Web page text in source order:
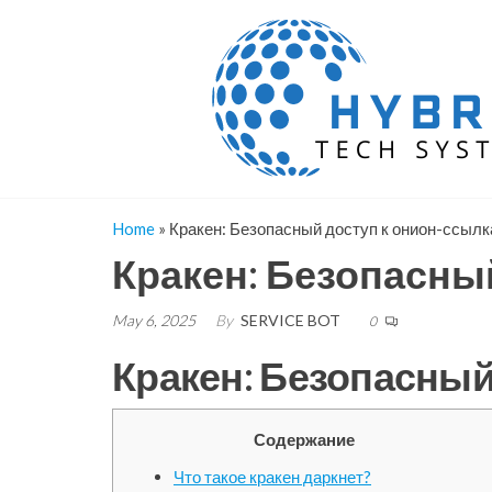
Home » Кракен: Безопасный доступ к онион-
Кракен:
May 6, 2025 By SERVICE BOT 0
Кракен:
Содержание
Что такое кракен даркнет?